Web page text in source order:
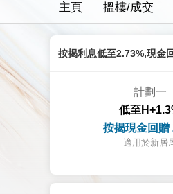
主頁 搵樓/成交
按揭利息低至2.73%,現金
計劃一
低至
按揭現金回贈
適用於新居